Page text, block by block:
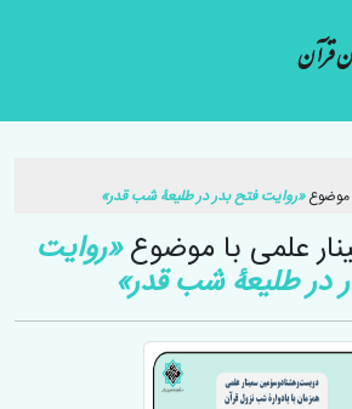
قرآن
«روایت فتح بدر در طلیعۀ شب قدر»
«روایت
در طلیعۀ شب قدر»